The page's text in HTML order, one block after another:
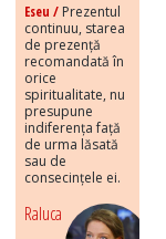
Eseu / Prezentul
continuu, starea
de prezență
recomandată în
orice
spiritualitate, nu
presupune
indiferența față
de urma lăsată
sau de
consecințele ei.
Raluca